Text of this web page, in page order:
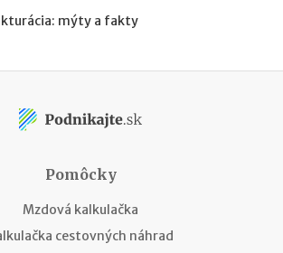
mýty a fakty
Pomôcky
Mzdová kalkulačka
cestovných náhrad